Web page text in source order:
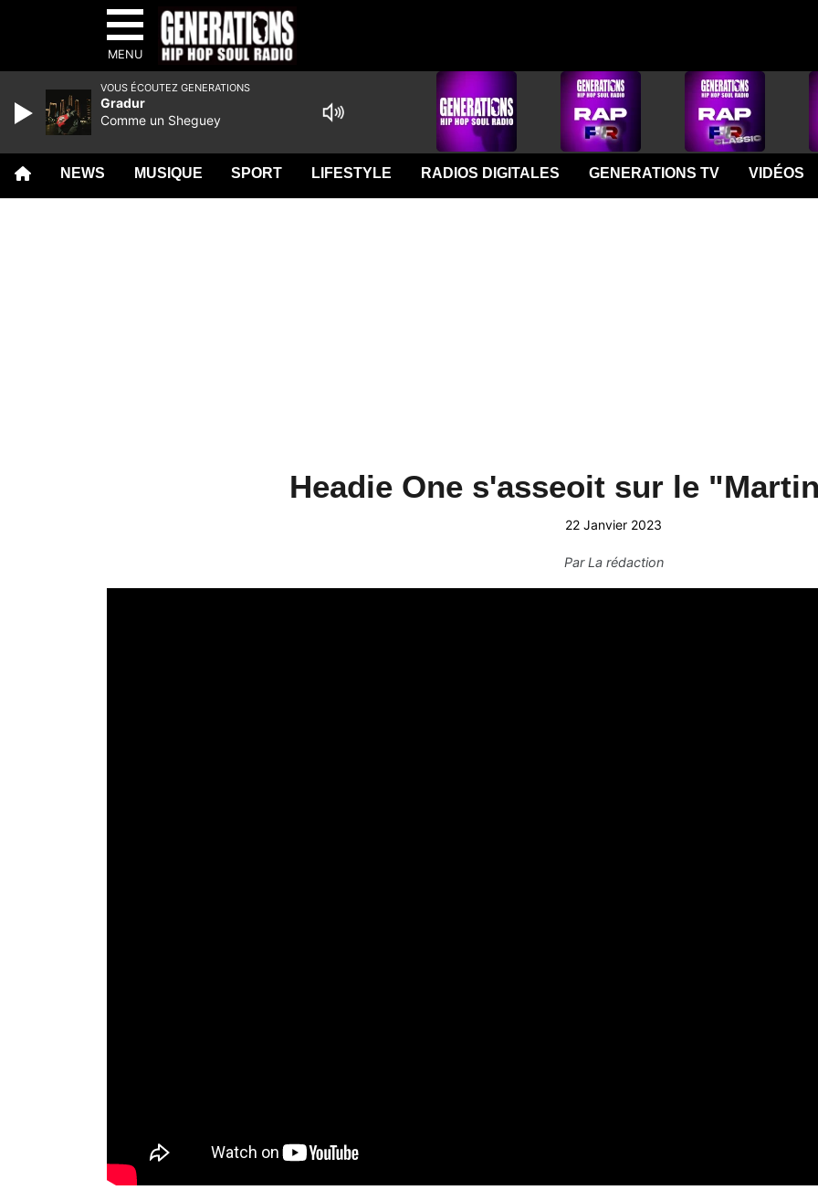
MENU
NEWS MUSIQUE SPORT LIFESTYLE RADIOS DIGITALES GENERATIONS TV VIDÉOS
Headie One s'asseoit sur le
22 Janvier 2023
ParLa rédaction
VOUS ÉCOUTEZ GENERATIONS
Gradur
Comme un Sheguey